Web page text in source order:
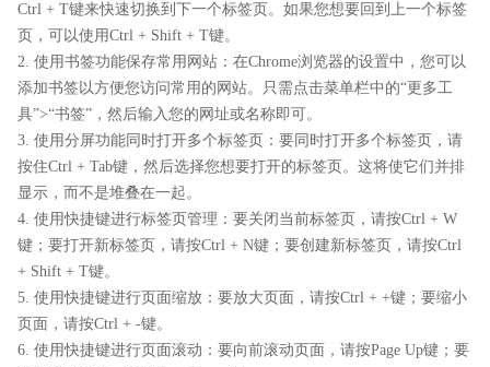
Ctrl + T键来快速切换到下一个标签页。如果您想要回到上一个标签
页，可以使用Ctrl + Shift + T键。
2. 使用书签功能保存常用网站：在Chrome浏览器的设置中，您可以
添加书签以方便您访问常用的网站。只需点击菜单栏中的“更多工
具”>“书签”，然后输入您的网址或名称即可。
3. 使用分屏功能同时打开多个标签页：要同时打开多个标签页，请
按住Ctrl + Tab键，然后选择您想要打开的标签页。这将使它们并排
显示，而不是堆叠在一起。
4. 使用快捷键进行标签页管理：要关闭当前标签页，请按Ctrl + W
键；要打开新标签页，请按Ctrl + N键；要创建新标签页，请按Ctrl
+ Shift + T键。
5. 使用快捷键进行页面缩放：要放大页面，请按Ctrl + +键；要缩小
页面，请按Ctrl + -键。
6. 使用快捷键进行页面滚动：要向前滚动页面，请按Page Up键；要